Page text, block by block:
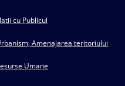
cu Publicul
Amenajarea teritoriului
Umane